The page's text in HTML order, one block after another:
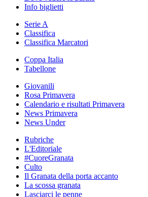
Info biglietti
Serie A
Classifica
Classifica Marcatori
Coppa Italia
Tabellone
Giovanili
Rosa Primavera
Calendario e risultati Primavera
News Primavera
News Under
Rubriche
L'Editoriale
#CuoreGranata
Culto
Il Granata della porta accanto
La scossa granata
Lasciarci le penne